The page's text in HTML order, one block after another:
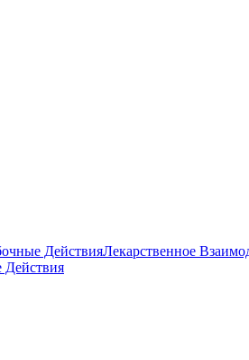
ДействияЛекарственное
Действия